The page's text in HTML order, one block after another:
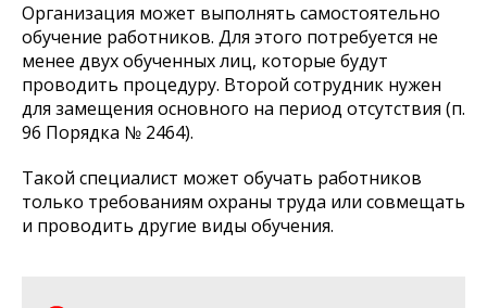
Организация может выполнять самостоятельно
обучение работников. Для этого потребуется не
менее двух обученных лиц, которые будут
проводить процедуру. Второй сотрудник нужен
для замещения основного на период отсутствия (п.
96 Порядка № 2464).
Такой специалист может обучать работников
только требованиям охраны труда или совмещать
и проводить другие виды обучения.